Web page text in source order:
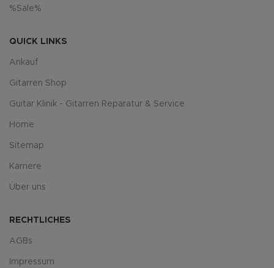
%Sale%
QUICK LINKS
Ankauf
Gitarren Shop
Guitar Klinik - Gitarren Reparatur & Service
Home
Sitemap
Karriere
Über uns
RECHTLICHES
AGBs
Impressum